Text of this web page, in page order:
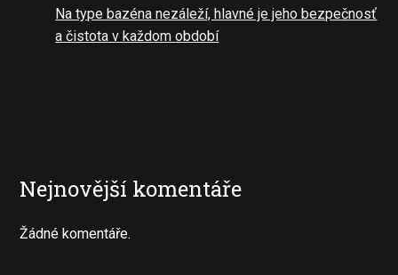
Na type bazéna nezáleží, hlavné je jeho bezpečnosť
a čistota v každom období
Nejnovější komentáře
Žádné komentáře.